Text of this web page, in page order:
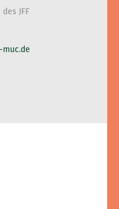
JFF